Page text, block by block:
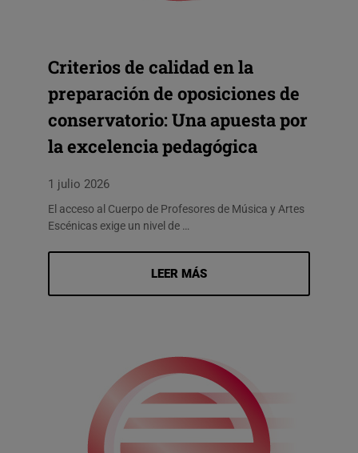
Criterios de calidad en la
preparación de oposiciones de
conservatorio: Una apuesta por
la excelencia pedagógica
1 julio 2026
El acceso al Cuerpo de Profesores de Música y Artes
Escénicas exige un nivel de …
LEER MÁS